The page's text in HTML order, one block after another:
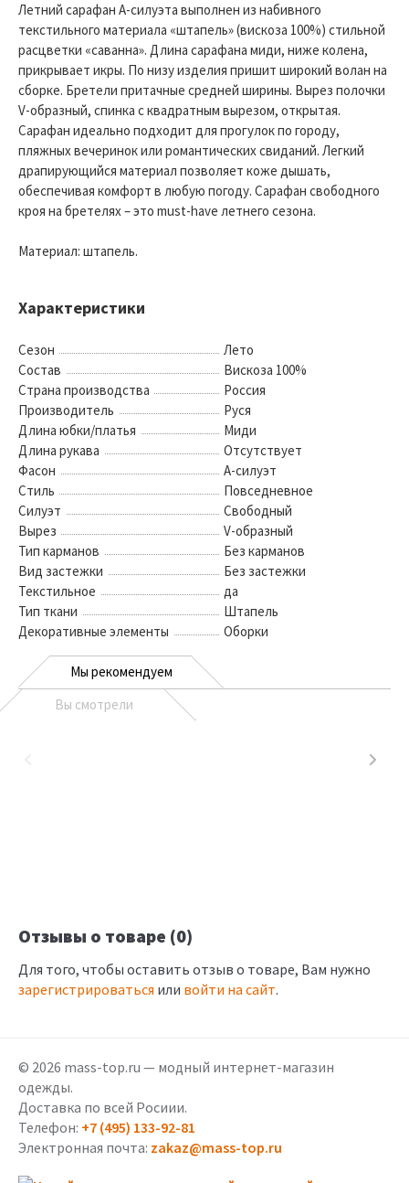
Летний сарафан А-силуэта выполнен из набивного
текстильного материала «штапель» (вискоза 100%) стильной
расцветки «саванна». Длина сарафана миди, ниже колена,
прикрывает икры. По низу изделия пришит широкий волан на
сборке. Бретели притачные средней ширины. Вырез полочки
V-образный, спинка с квадратным вырезом, открытая.
Сарафан идеально подходит для прогулок по городу,
пляжных вечеринок или романтических свиданий. Легкий
драпирующийся материал позволяет коже дышать,
обеспечивая комфорт в любую погоду. Сарафан свободного
кроя на бретелях – это must-have летнего сезона.
Материал: штапель.
Характеристики
Сезон
Лето
Состав
Вискоза 100%
Страна производства
Россия
Производитель
Руся
Длина юбки/платья
Миди
Длина рукава
Отсутствует
Фасон
А-силуэт
Стиль
Повседневное
Силуэт
Свободный
Вырез
V-образный
Тип карманов
Без карманов
Вид застежки
Без застежки
Текстильное
да
Тип ткани
Штапель
Декоративные элементы
Оборки
Мы рекомендуем
Вы смотрели
Отзывы о товаре (0)
Для того, чтобы оставить отзыв о товаре, Вам нужно
зарегистрироваться или войти на сайт.
© 2026 mass-top.ru — модный интернет-магазин
одежды.
Доставка по всей Росиии.
Телефон: +7 (495) 133-92-81
Электронная почта: zakaz@mass-top.ru